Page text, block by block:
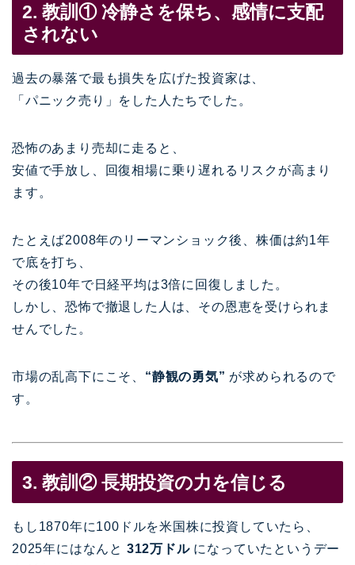
2. 教訓① 冷静さを保ち、感情に支配
されない
過去の暴落で最も損失を広げた投資家は、
「パニック売り」をした人たちでした。
恐怖のあまり売却に走ると、
安値で手放し、回復相場に乗り遅れるリスクが高まり
ます。
たとえば2008年のリーマンショック後、株価は約1年
で底を打ち、
その後10年で日経平均は3倍に回復しました。
しかし、恐怖で撤退した人は、その恩恵を受けられま
せんでした。
市場の乱高下にこそ、 “静観の勇気” が求められるので
す。
3. 教訓② 長期投資の力を信じる
もし1870年に100ドルを米国株に投資していたら、
2025年にはなんと 312万ドルになっていたというデー